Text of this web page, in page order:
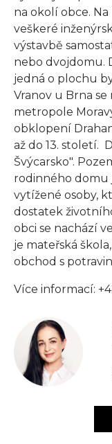
na okolí obce.
veškeré
výstavbě
nebo dvojdomu.
jedná o plochu
Vranov u Brna se
metropole
obklopení
až do 13. století.
Švýcarsko".
rodinného domu
vytížené osoby,
dostatek
obci se nachází
je mateřská
obchod s
Více informací: